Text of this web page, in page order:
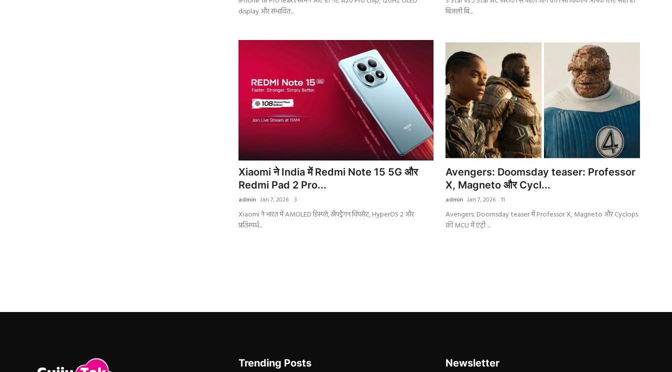
display और संभावित...
बिजली बि...
Xiaomi ने India में Redmi Note 15 5G और
Redmi Pad 2 Pro...
admin Jan 7, 2026 3
Xiaomi ने भारत में AMOLED डिस्प्ले, स्नैपड्रैगन चिपसेट, HyperOS 2 और
प्रतिस्पर्ध...
Avengers: Doomsday teaser: Professor
X, Magneto और Cycl...
admin Jan 7, 2026 11
Avengers: Doomsday teaser में Professor X, Magneto और Cyclops
की MCU में एंट्री ...
Trending Posts Newsletter